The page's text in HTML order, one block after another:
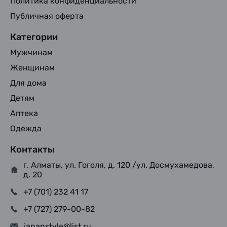
Публичная оферта
Категории
Мужчинам
Женщинам
Для дома
Детям
Аптека
Одежда
Контакты
г. Алматы, ул. Гоголя, д. 120 /ул. Досмухамедова,
д. 20
+7 (701) 232 41 17
+7 (727) 279-00-82